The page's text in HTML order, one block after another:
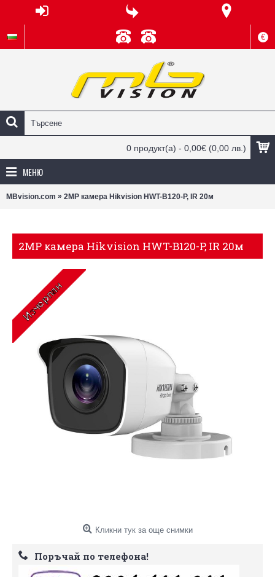
€
0 продукт(а) - 0,00€ (0,00 лв.)
МЕНЮ
MBvision.com » 2MP камера Hikvision HWT-B120-P, IR 20м
2MP камера Hikvision HWT-B120-P, IR 20м
Кликни тук за още снимки
Поръчай по телефона!